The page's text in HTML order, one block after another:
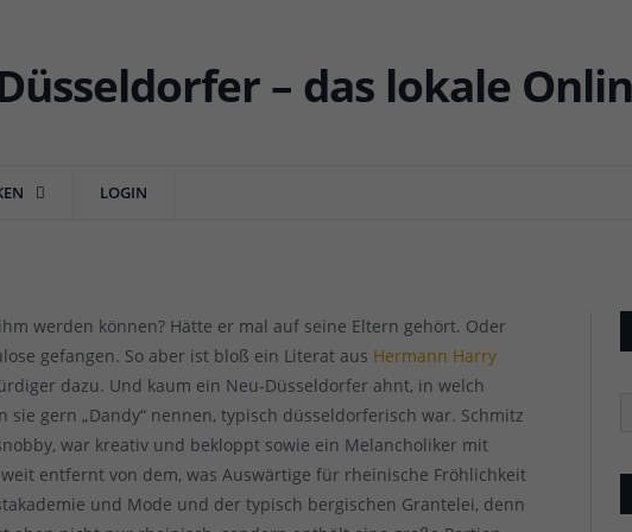
LOGIN
(10): Hermann Harry
werden können? Hätte er mal auf seine Eltern gehört. Oder
gefangen. So aber ist bloß ein Literat aus Hermann Harry
dazu. Und kaum ein Neu-Düsseldorfer ahnt, in welch
sie gern „Dandy“ nennen, typisch düsseldorferisch war. Schmitz
war kreativ und bekloppt sowie ein Melancholiker mit
entfernt von dem, was Auswärtige für rheinische Fröhlichkeit
und Mode und der typisch bergischen Grantelei, denn